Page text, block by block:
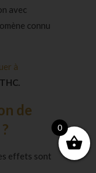
avec
connu
à
de
effets sont
0